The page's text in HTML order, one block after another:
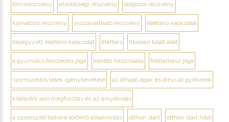
törzsrészvény elsőbbségi részvény dolgozói részvény
kamatozó részvény visszaváltható részvény élettársi kapcsolat
bejegyzett élettársi kapcsolat élettárs tilosban talált állat
a gyümölcs felszedés joga kerítés használata földtámasz joga
szomszédos telek igénybevétele az áthajló ágak és átnyúló gyökerek
kilátástól való megfosztás és az árnyékolás
a szomszéd telkére történő ablaknyitás otthon start otthon start hitel